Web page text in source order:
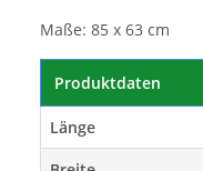
Maße: 85 x 63 cm
Produktdaten
Länge